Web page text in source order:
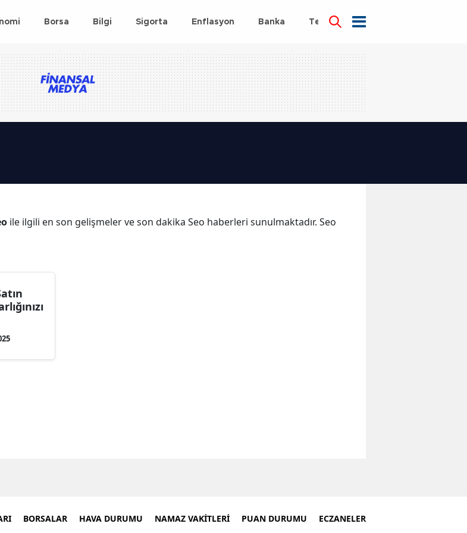
Borsa Bilgi Sigorta Enflasyon Banka Teknoloji
ile ilgili en son gelişmeler ve son dakika Seo haberleri sunulmaktadır. Seo
BORSALAR HAVA DURUMU NAMAZ VAKİTLERİ PUAN DURUMU ECZANELER